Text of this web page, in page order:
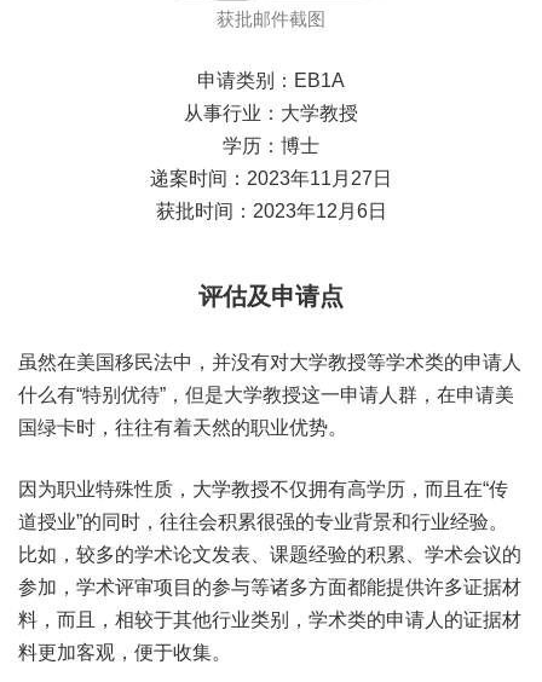
获批邮件截图
申请类别：EB1A
从事行业：大学教授
学历：博士
递案时间：2023年11月27日
获批时间：2023年12月6日
评估及申请点
虽然在美国移民法中，并没有对大学教授等学术类的申请人
什么有“特别优待”，但是大学教授这一申请人群，在申请美
国绿卡时，往往有着天然的职业优势。
因为职业特殊性质，大学教授不仅拥有高学历，而且在“传
道授业”的同时，往往会积累很强的专业背景和行业经验。
比如，较多的学术论文发表、课题经验的积累、学术会议的
参加，学术评审项目的参与等诸多方面都能提供许多证据材
料，而且，相较于其他行业类别，学术类的申请人的证据材
料更加客观，便于收集。